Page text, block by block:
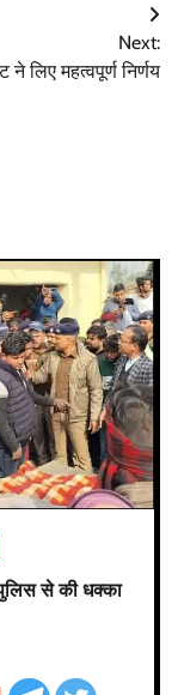
Next:
ने लिए महत्वपूर्ण निर्णय
से की धक्का